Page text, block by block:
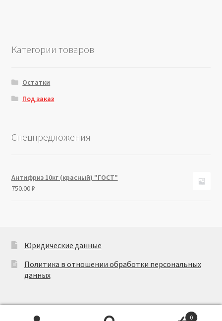
Категории товаров
Остатки
Под заказ
Спецпредложения
Антифриз 10кг (красный) "ГОСТ"
750.00₽
Юридические данные
Политика в отношении обработки персональных
данных
0